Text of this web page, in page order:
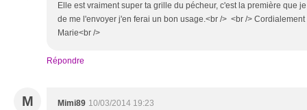
Elle est vraiment super ta grille du pécheur, c'est la première que
de me l'envoyer j'en ferai un bon usage.<br /> <br />
Marie<br />
Répondre
M Mimi89 10/03/2014 19:23